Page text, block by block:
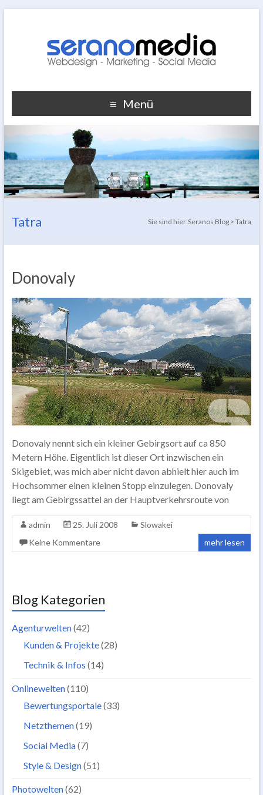
Menü
Tatra Sie sind hier:Seranos Blog >Tatra
Donovaly
Donovaly nennt sich ein kleiner Gebirgsort auf ca 850
Metern Höhe. Eigentlich ist dieser Ort inzwischen ein
Skigebiet, was mich aber nicht davon abhielt hier auch im
Hochsommer einen kleinen Stopp einzulegen. Donovaly
liegt am Gebirgssattel an der Hauptverkehrsroute von
admin 25. Juli 2008
Slowakei
Keine Kommentare
mehr lesen
Blog Kategorien
Agenturwelten(42)
Kunden & Projekte(28)
Technik & Infos (14)
Onlinewelten(110)
Bewertungsportale(33)
Netzthemen(19)
Social Media(7)
Style & Design(51)
Photowelten(62)